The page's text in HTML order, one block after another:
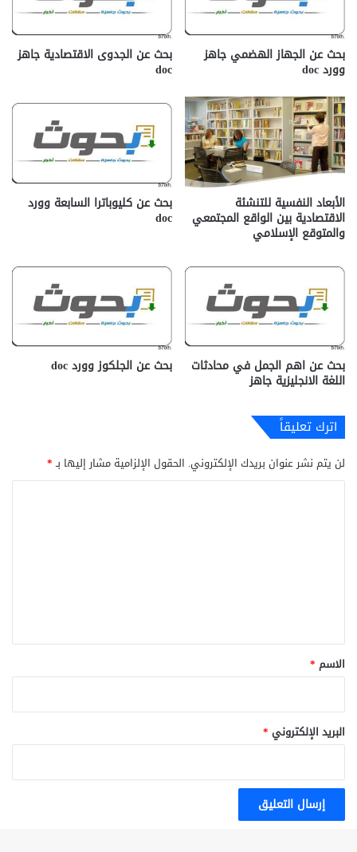
بحث عن الجهاز الهضمي جاهز
وورد doc
بحث عن الجدوى الاقتصادية جاهز
doc‎
الأبعاد النفسية للتنشئة
الاقتصادية بين الواقع المجتمعي
والمتوقع الإسلامي
بحث عن كليوباترا السابعة وورد
doc
بحث عن اهم الجمل في محادثات
اللغة الانجليزية جاهز
بحث عن الجلكوز وورد doc
اترك تعليقاً
لن يتم نشر عنوان بريدك الإلكتروني. الحقول الإلزامية مشار إليها بـ*
*
الاسم *
البريد الإلكتروني *